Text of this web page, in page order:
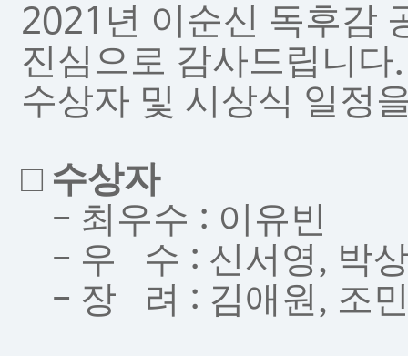
2021 년 이순신 독후감
진심으로 감사드립니다.
수상자 및 시상식 일정
□ 수상자
- 최우수 : 이유빈
- 우 수 : 신서영, 박
- 장 려 : 김애원, 조